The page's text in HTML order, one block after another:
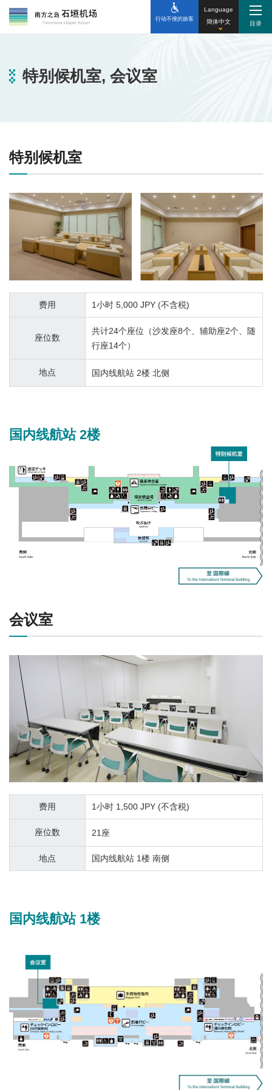
行动不便的旅客
Language
簡体中文
特别候机室, 会议室
特别候机室
费用 1小时 5,000 JPY (不含税)
座位数
共计24个座位（沙发座8个、辅助座2个、随
行座14个）
地点 国内线航站 2楼 北侧
国内线航站 2楼
会议室
费用 1小时 1,500 JPY (不含税)
座位数 21座
地点 国内线航站 1楼 南侧
国内线航站 1楼